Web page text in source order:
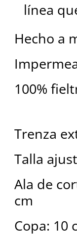
línea
Hecho a
100%
Trenza
Talla
Ala de
cm
Copa: 10